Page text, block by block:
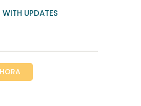
UPDATES